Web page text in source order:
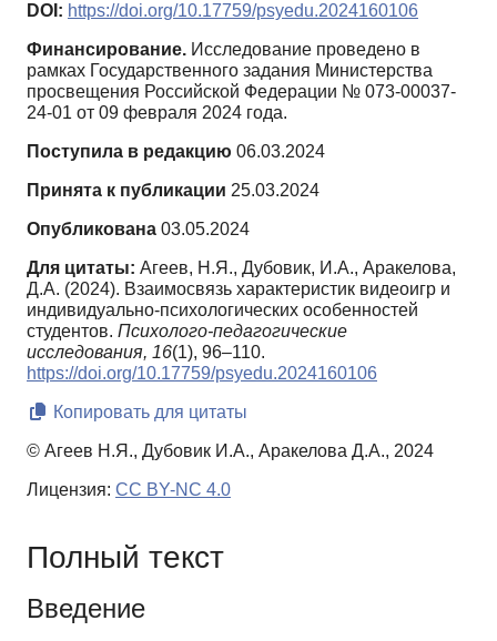
DOI: https://doi.org/10.17759/psyedu.2024160106
Финансирование. Исследование проведено в
рамках Государственного задания Министерства
просвещения Российской Федерации № 073-00037-
24-01 от 09 февраля 2024 года.
Поступила в редакцию 06.03.2024
Принята к публикации 25.03.2024
Опубликована 03.05.2024
Для цитаты: Агеев, Н.Я., Дубовик, И.А., Аракелова,
Д.А. (2024). Взаимосвязь характеристик видеоигр и
индивидуально-психологических особенностей
студентов. Психолого-педагогические
исследования, 16(1), 96–110.
https://doi.org/10.17759/psyedu.2024160106
Копировать для цитаты
© Агеев Н.Я., Дубовик И.А., Аракелова Д.А., 2024
Лицензия: CC BY-NC 4.0
Полный текст
Введение